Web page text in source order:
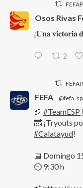
Osos Rivas
¡𝐔𝐧𝐚 𝐯𝐢𝐜𝐭𝐨𝐫𝐢𝐚
2
FEFA
🏈 #TeamESP
🔜 ¡Tryouts
#Calatayud!
📅 Domingo
🕤 9:30 h